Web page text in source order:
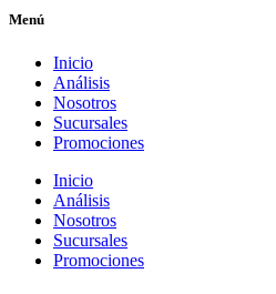
Menú
Inicio
Análisis
Nosotros
Sucursales
Promociones
Inicio
Análisis
Nosotros
Sucursales
Promociones